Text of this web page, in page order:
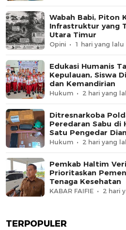
Wabah Babi, Piton
Infrastruktur yang
Utara Timur
Opini 1 hari yang lalu
Edukasi Humanis
Kepulauan, Siswa
dan Kemandirian
Hukum 2 hari yang
Ditresnarkoba
Peredaran Sabu di
Satu Pengedar
Hukum 2 hari yang
Pemkab Haltim
Prioritaskan
Tenaga Kesehatan
KABAR FAIFIE 2 hari
TERPOPULER